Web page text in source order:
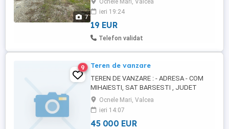
7
Alexandru I. Cuza si strada Salinei). Toate
utilitatile zonei: Gaze, canalizare,curent
electric,apa,internet. Terenul ...
Ocnele Mari, Valcea
ieri 19:24
19 EUR
Telefon validat
9 Teren de vanzare
TEREN DE VANZARE : - ADRESA - COM
MIHAIESTI, SAT BARSESTI , JUDET
VALCEA , PE DN67 CATRE TG-JIU , LA 11
KM DE ORASUL RM. VALCEA -
SUPRAFATA 4281 MP - ESTE SITUAT PE
DN67 CU O DESCHIDERE DE 56 M LA
Ocnele Mari, Valcea
ieri 14:07
45 000 EUR